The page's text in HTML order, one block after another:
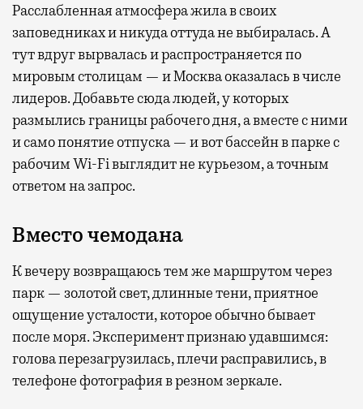
Расслабленная атмосфера жила в своих
заповедниках и никуда оттуда не выбиралась. А
тут вдруг вырвалась и распространяется по
мировым столицам — и Москва оказалась в числе
лидеров. Добавьте сюда людей, у которых
размылись границы рабочего дня, а вместе с ними
и само понятие отпуска — и вот бассейн в парке с
рабочим Wi-Fi выглядит не курьезом, а точным
ответом на запрос.
Вместо чемодана
К вечеру возвращаюсь тем же маршрутом через
парк — золотой свет, длинные тени, приятное
ощущение усталости, которое обычно бывает
после моря. Эксперимент признаю удавшимся:
голова перезагрузилась, плечи расправились, в
телефоне фотография в резном зеркале.